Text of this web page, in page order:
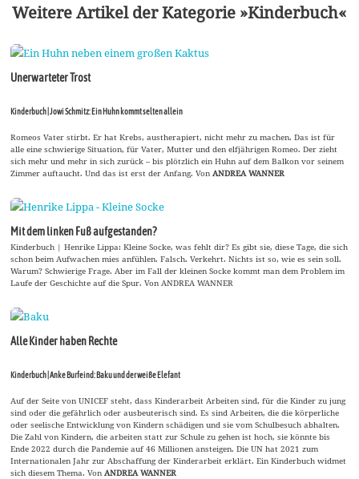
Weitere Artikel der Kategorie »Kinderbuch«
Unerwarteter Trost
Kinderbuch | Jowi Schmitz: Ein Huhn kommt selten allein
Romeos Vater stirbt. Er hat Krebs, austherapiert, nicht mehr zu machen. Das ist für
alle eine schwierige Situation, für Vater, Mutter und den elfjährigen Romeo. Der zieht
sich mehr und mehr in sich zurück – bis plötzlich ein Huhn auf dem Balkon vor seinem
Zimmer auftaucht. Und das ist erst der Anfang. Von ANDREA WANNER
Mit dem linken Fuß aufgestanden?
Kinderbuch | Henrike Lippa: Kleine Socke, was fehlt dir? Es gibt sie, diese Tage, die sich
schon beim Aufwachen mies anfühlen. Falsch. Verkehrt. Nichts ist so, wie es sein soll.
Warum? Schwierige Frage. Aber im Fall der kleinen Socke kommt man dem Problem im
Laufe der Geschichte auf die Spur. Von ANDREA WANNER
Alle Kinder haben Rechte
Kinderbuch | Anke Burfeind: Baku und der weiße Elefant
Auf der Seite von UNICEF steht, dass Kinderarbeit Arbeiten sind, für die Kinder zu jung
sind oder die gefährlich oder ausbeuterisch sind. Es sind Arbeiten, die die körperliche
oder seelische Entwicklung von Kindern schädigen und sie vom Schulbesuch abhalten.
Die Zahl von Kindern, die arbeiten statt zur Schule zu gehen ist hoch, sie könnte bis
Ende 2022 durch die Pandemie auf 46 Millionen ansteigen. Die UN hat 2021 zum
Internationalen Jahr zur Abschaffung der Kinderarbeit erklärt. Ein Kinderbuch widmet
sich diesem Thema. Von ANDREA WANNER